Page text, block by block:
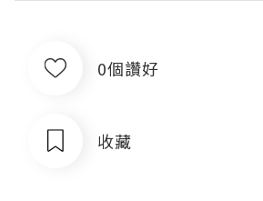
0個讚好
收藏